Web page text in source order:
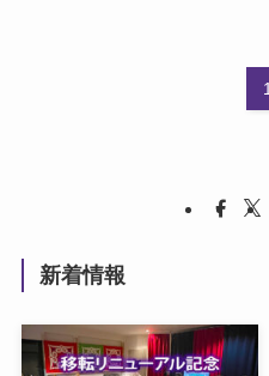
1
新着情報